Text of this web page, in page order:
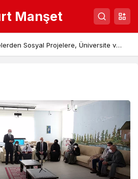
Manşet
Sosyal Projelere, Üniversite ve